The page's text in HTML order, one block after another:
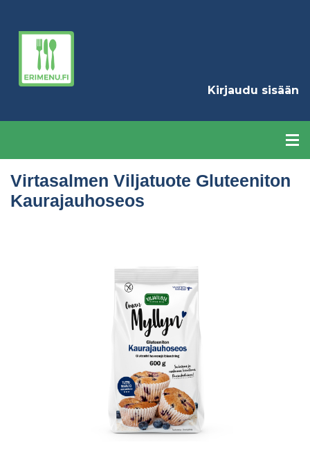
Kirjaudu sisään
Virtasalmen Viljatuote Gluteeniton
Kaurajauhoseos